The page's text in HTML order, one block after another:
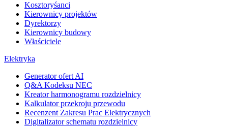
Kosztoryśanci
Kierownicy projektów
Dyrektorzy
Kierownicy budowy
Właściciele
Elektryka
Generator ofert AI
Q&A Kodeksu NEC
Kreator harmonogramu rozdzielnicy
Kalkulator przekroju przewodu
Recenzent Zakresu Prac Elektrycznych
Digitalizator schematu rozdzielnicy